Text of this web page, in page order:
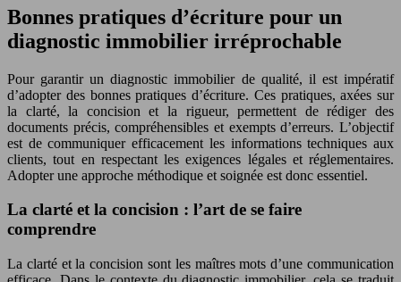
Bonnes pratiques d’écriture pour un
diagnostic immobilier irréprochable
Pour garantir un diagnostic immobilier de qualité, il est impératif
d’adopter des bonnes pratiques d’écriture. Ces pratiques, axées sur
la clarté, la concision et la rigueur, permettent de rédiger des
documents précis, compréhensibles et exempts d’erreurs. L’objectif
est de communiquer efficacement les informations techniques aux
clients, tout en respectant les exigences légales et réglementaires.
Adopter une approche méthodique et soignée est donc essentiel.
La clarté et la concision : l’art de se faire
comprendre
La clarté et la concision sont les maîtres mots d’une communication